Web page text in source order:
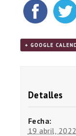
+ GOOGLE
Detalles
Fecha:
19 abril, 2022